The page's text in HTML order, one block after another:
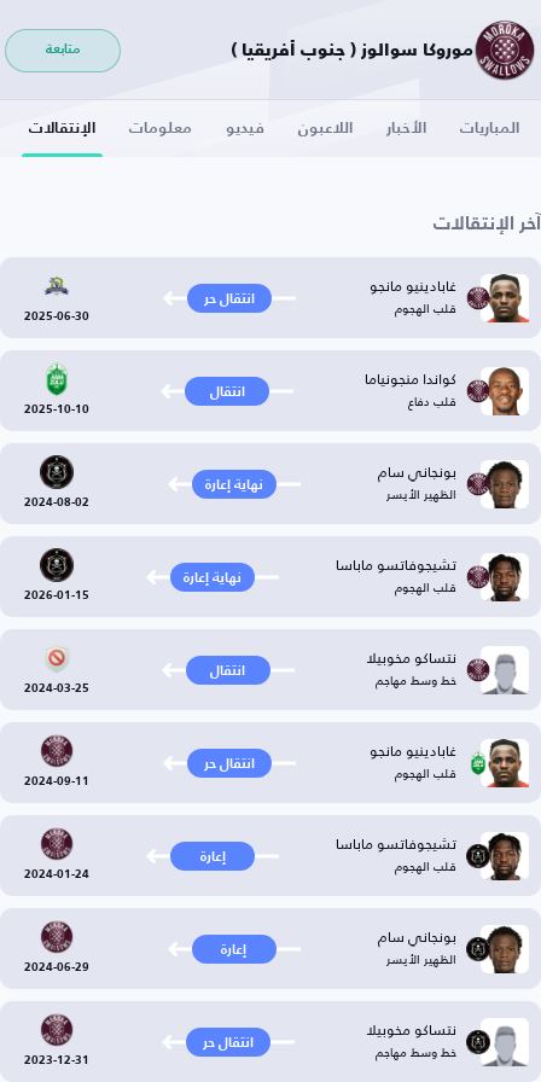
موروكا سوالوز ( جنوب أفريقيا ) متابعة
المباريات الأخبار اللاعبون فيديو معلومات الإنتقالات
آخر الإنتقالات
غابادينيو مانجو
قلب الهجوم انتقال حر
2025-06-30
كواندا منجونياما
قلب دفاع انتقال
2025-10-10
بونجاني سام
الظهير الأيسر نهاية إعارة
2024-08-02
تشيجوفاتسو ماباسا
قلب الهجوم نهاية إعارة
2026-01-15
نتساكو مخوبيلا
خط وسط مهاجم انتقال
2024-03-25
غابادينيو مانجو
قلب الهجوم انتقال حر
2024-09-11
تشيجوفاتسو ماباسا
قلب الهجوم إعارة
2024-01-24
بونجاني سام
الظهير الأيسر إعارة
2024-06-29
نتساكو مخوبيلا
خط وسط مهاجم انتقال حر
2023-12-31